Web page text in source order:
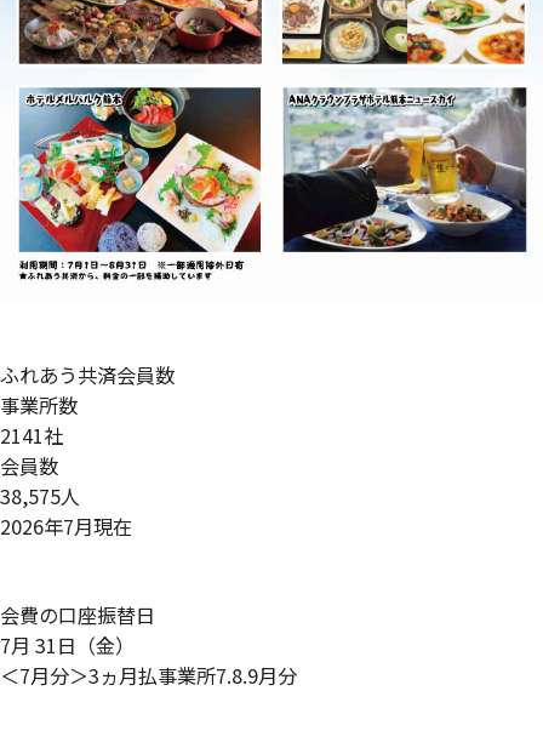
ふれあう共済会員数
事業所数
2141社
会員数
38,575人
2026年7月現在
会費の口座振替日
7月 31日（金）
＜7月分＞3ヵ月払事業所7.8.9月分